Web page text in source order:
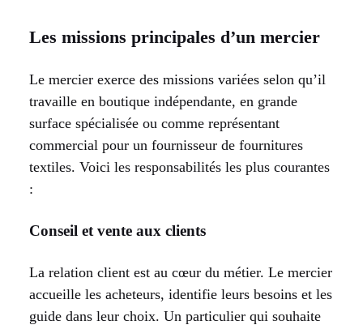
Les missions principales d’un mercier
Le mercier exerce des missions variées selon qu’il
travaille en boutique indépendante, en grande
surface spécialisée ou comme représentant
commercial pour un fournisseur de fournitures
textiles. Voici les responsabilités les plus courantes
:
Conseil et vente aux clients
La relation client est au cœur du métier. Le mercier
accueille les acheteurs, identifie leurs besoins et les
guide dans leur choix. Un particulier qui souhaite